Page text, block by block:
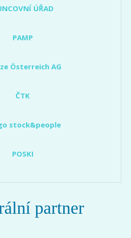
ÚŘAD
PAMP
Österreich AG
ČTK
stock&people
POSKI
partner